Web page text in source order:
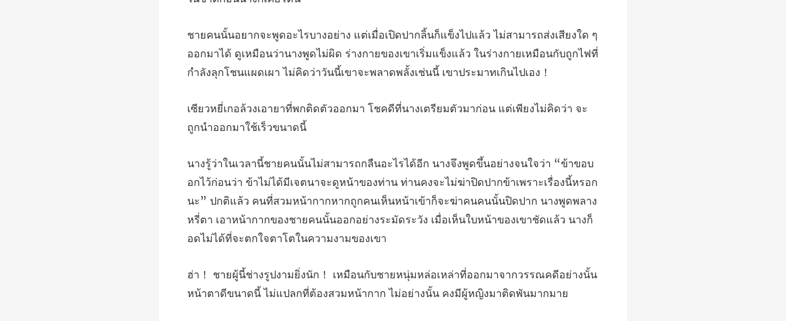
ด ๆ
ออกมาได้ ดูเหมือนว่านางพูดไม่ผิด ร่างกายของเขาเริ่มแข็งแล้ว ในร่างกายเหมือนกั
า โชคดีที่นางเตรียมตัวมาก่อน แต่เพีย
องท่าน ท่านคงจะไม่ฆ่าปิดปากข้าเพราะเรื่องนี้หรอก
นะ” ปกติแล้ว คนที่สวมหน้ากากหากถูกคนเห็นหน้าเข้าก็จะฆ่าคนคนนั้นปิดปาก นางพ
หล่าที่ออกมาจากวรรณคดีอย่างนั้น
หน้าตาดีขนาดนี้ ไม่แปลก